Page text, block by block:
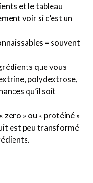
et le tableau
voir si c’est un
= souvent
que vous
polydextrose,
qu’il soit
zero » ou « protéiné »
est peu transformé,